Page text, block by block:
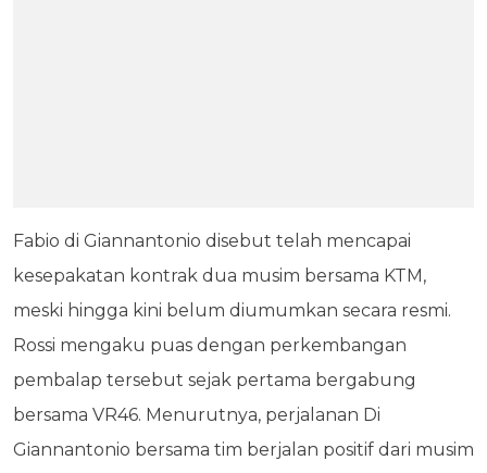
Fabio di Giannantonio disebut telah mencapai
kesepakatan kontrak dua musim bersama KTM,
meski hingga kini belum diumumkan secara resmi.
Rossi mengaku puas dengan perkembangan
pembalap tersebut sejak pertama bergabung
bersama VR46. Menurutnya, perjalanan Di
Giannantonio bersama tim berjalan positif dari musim